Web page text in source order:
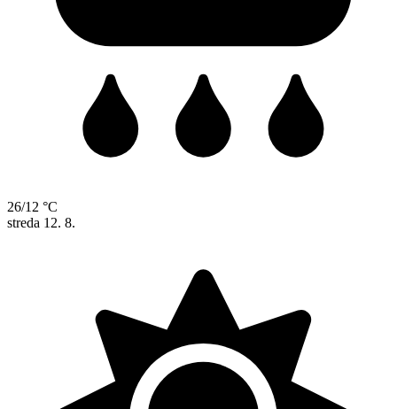
26/12 °C
streda 12. 8.